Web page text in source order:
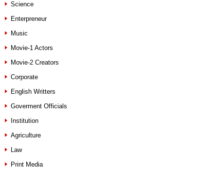
Science
Enterpreneur
Music
Movie-1 Actors
Movie-2 Creators
Corporate
English Writters
Goverment Officials
Institution
Agriculture
Law
Print Media